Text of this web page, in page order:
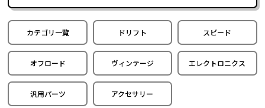
カテゴリ一覧 ドリフト スピード
オフロード ヴィンテージ エレクトロニクス
汎用パーツ アクセサリー